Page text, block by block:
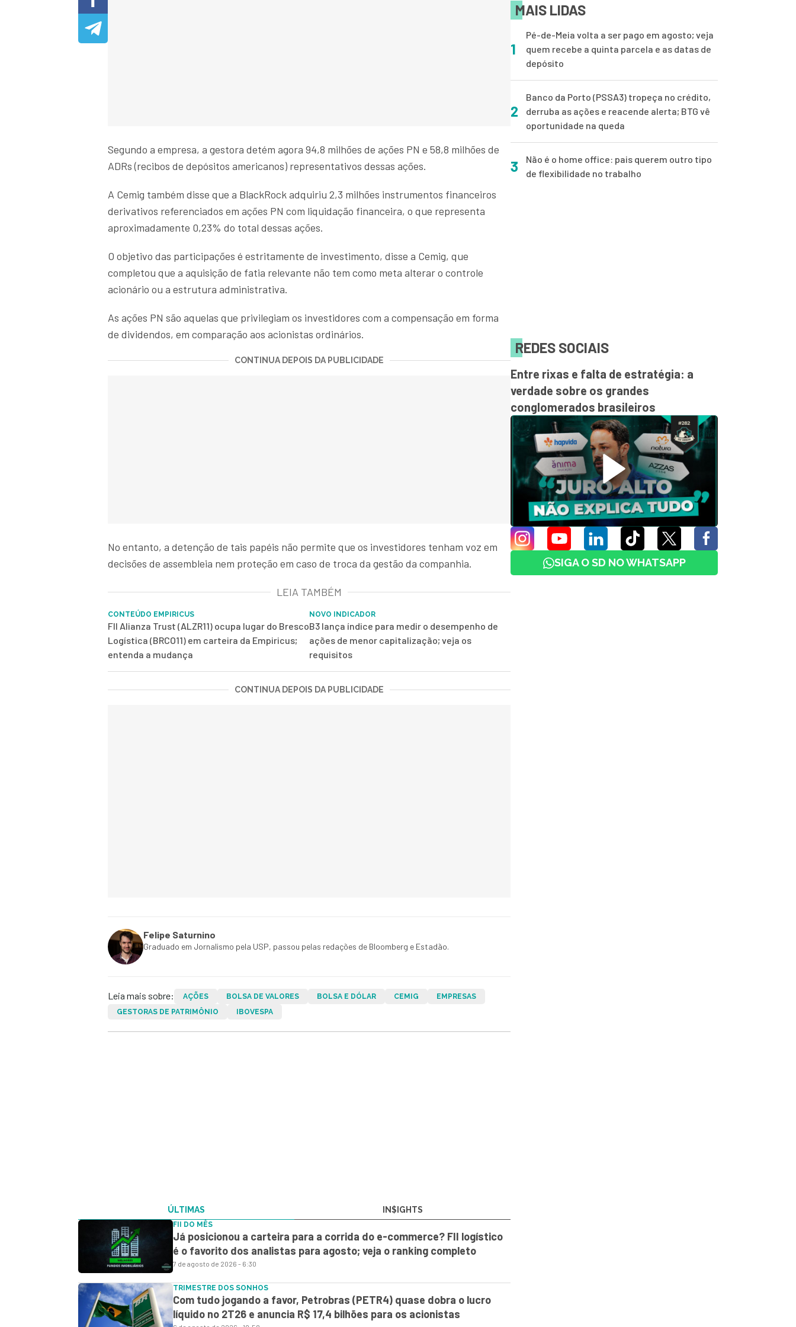
Segundo a empresa, a gestora detém agora 94,8 milhões de ações PN e 58,8 milhões de
ADRs (recibos de depósitos americanos) representativos dessas ações.
A Cemig também disse que a BlackRock adquiriu 2,3 milhões instrumentos financeiros
derivativos referenciados em ações PN com liquidação financeira, o que representa
aproximadamente 0,23% do total dessas ações.
O objetivo das participações é estritamente de investimento, disse a Cemig, que
completou que a aquisição de fatia relevante não tem como meta alterar o controle
acionário ou a estrutura administrativa.
As ações PN são aquelas que privilegiam os investidores com a compensação em forma
de dividendos, em comparação aos acionistas ordinários.
CONTINUA DEPOIS DA PUBLICIDADE
No entanto, a detenção de tais papéis não permite que os investidores tenham voz em
decisões de assembleia nem proteção em caso de troca da gestão da companhia.
LEIA TAMBÉM
CONTEÚDO EMPIRICUS
FII Alianza Trust (ALZR11) ocupa lugar do Bresco
Logística (BRCO11) em carteira da Empiricus;
entenda a mudança
NOVO INDICADOR
B3 lança índice para medir o desempenho de
ações de menor capitalização; veja os
requisitos
CONTINUA DEPOIS DA PUBLICIDADE
Felipe Saturnino
Graduado em Jornalismo pela USP, passou pelas redações de Bloomberg e Estadão.
Leia mais sobre: AÇÕES BOLSA DE VALORES BOLSA E DÓLAR CEMIG
EMPRESAS
GESTORAS DE PATRIMÔNIO
IBOVESPA
ÚLTIMAS IN$IGHTS
FII DO MÊS
Já posicionou a carteira para a corrida do e-commerce? FII logístico
é o favorito dos analistas para agosto; veja o ranking completo
7 de agosto de 2026 - 6:30
TRIMESTRE DOS SONHOS
Com tudo jogando a favor, Petrobras (PETR4) quase dobra o lucro
líquido no 2T26 e anuncia R$ 17,4 bilhões para os acionistas
MAIS LIDAS
1
Pé-de-Meia volta a ser pago em agosto; veja
quem recebe a quinta parcela e as datas de
depósito
2
Banco da Porto (PSSA3) tropeça no crédito,
derruba as ações e reacende alerta; BTG vê
oportunidade na queda
3
Não é o home office: pais querem outro tipo
de flexibilidade no trabalho
REDES SOCIAIS
Entre rixas e falta de estratégia: a
verdade sobre os grandes
conglomerados brasileiros
SIGA O SD NO WHATSAPP